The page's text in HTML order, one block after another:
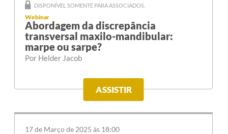
DISPONÍVEL SOMENTE PARA ASSOCIADOS.
Webinar
Abordagem da discrepância
transversal maxilo-mandibular:
marpe ou sarpe?
Por Helder Jacob
ASSISTIR
17 de Março de 2025 às 18:00